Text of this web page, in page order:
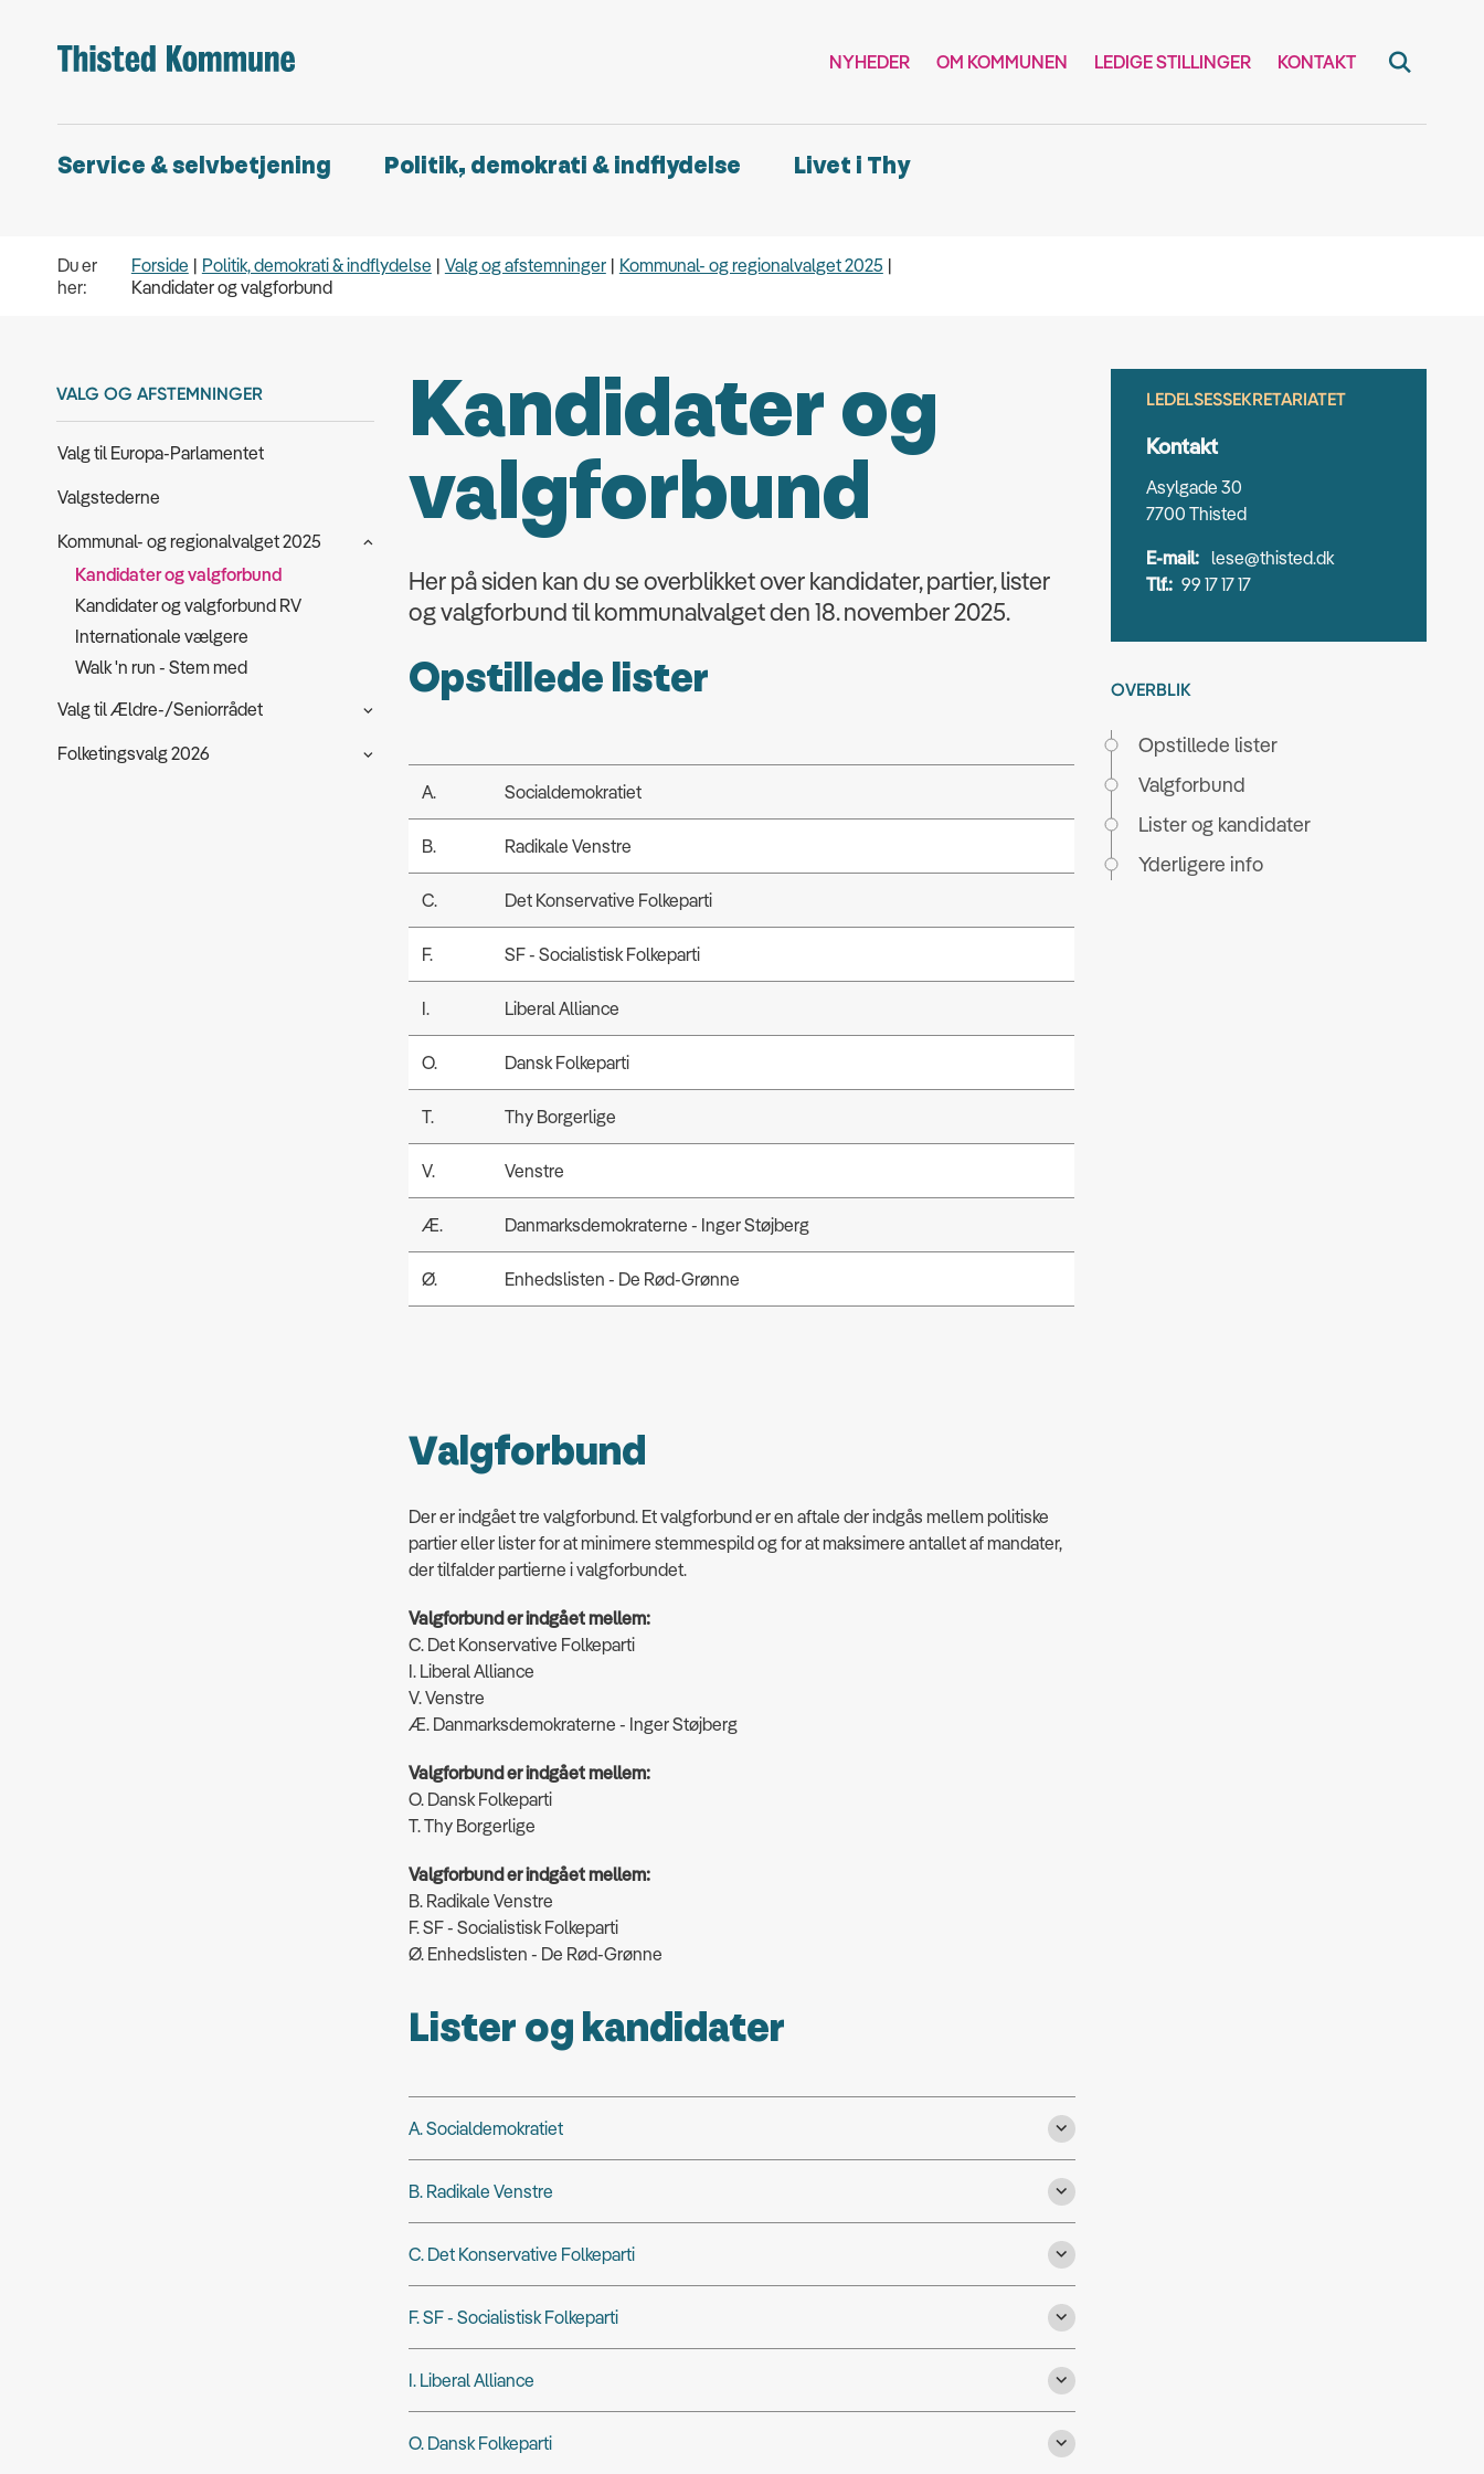
NYHEDER OM KOMMUNEN LEDIGE STILLINGER KONTAKT
Service & selvbetjening Politik, demokrati & indflydelse Livet i Thy
Du er
her:
Forside Politik, demokrati & indflydelse Valg og afstemninger
Kommunal- og regionalvalget 2025
Kandidater og valgforbund
VALG OG AFSTEMNINGER
Valg til Europa-Parlamentet
Valgstederne
Kommunal- og regionalvalget 2025
Kandidater og valgforbund
Kandidater og valgforbund RV
Internationale vælgere
Walk 'n run - Stem med
Valg til Ældre-/Seniorrådet
Folketingsvalg 2026
Kandidater og
valgforbund
Her på siden kan du se overblikket over kandidater, partier, lister
og valgforbund til kommunalvalget den 18. november 2025.
Opstillede lister
A. Socialdemokratiet
B. Radikale Venstre
C. Det Konservative Folkeparti
F. SF - Socialistisk Folkeparti
I. Liberal Alliance
O. Dansk Folkeparti
T. Thy Borgerlige
V. Venstre
Æ. Danmarksdemokraterne - Inger Støjberg
Ø. Enhedslisten - De Rød-Grønne
Valgforbund
Der er indgået tre valgforbund. Et valgforbund er en aftale der indgås mellem politiske
partier eller lister for at minimere stemmespildog for at maksimere antallet af mandater,
der tilfalder partierne i valgforbundet.
Valgforbund er indgået mellem:
C. Det Konservative Folkeparti
I. Liberal Alliance
V. Venstre
Æ. Danmarksdemokraterne - Inger Støjberg
Valgforbund er indgået mellem:
O. Dansk Folkeparti
T. Thy Borgerlige
Valgforbund er indgået mellem:
B. Radikale Venstre
F. SF - Socialistisk Folkeparti
Ø. Enhedslisten - De Rød-Grønne
Lister og kandidater
A. Socialdemokratiet
B. Radikale Venstre
C. Det Konservative Folkeparti
F. SF - Socialistisk Folkeparti
I. Liberal Alliance
O. Dansk Folkeparti
LEDELSESSEKRETARIATET
Kontakt
Asylgade 30
7700 Thisted
E-mail: lese@thisted.dk
Tlf.: 99 17 17 17
OVERBLIK
Opstillede lister
Valgforbund
Lister og kandidater
Yderligere info